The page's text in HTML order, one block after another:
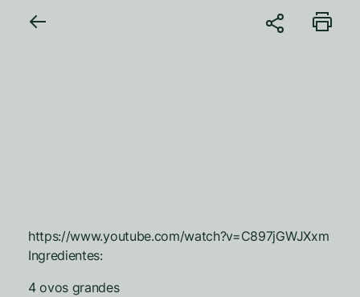
https://www.youtube.com/watch?v=C897jGWJXxm
Ingredientes:
4 ovos grandes